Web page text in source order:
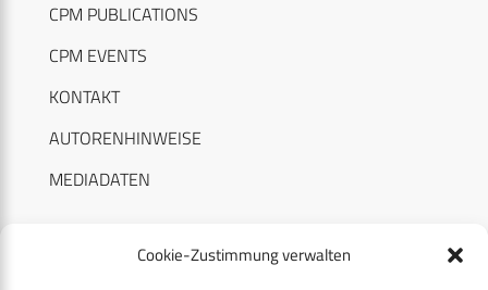
Cookie-Zustimmung verwalten
CPM PUBLICATIONS
CPM EVENTS
KONTAKT
AUTORENHINWEISE
MEDIADATEN